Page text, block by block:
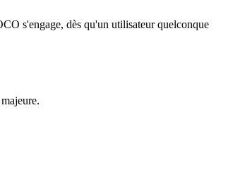
s'engage, dès qu'un utilisateur quelconque